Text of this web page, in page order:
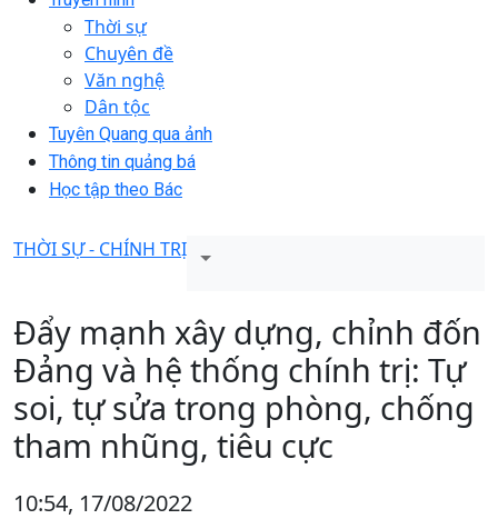
Thời sự
Chuyên đề
Văn nghệ
Dân tộc
Tuyên Quang qua ảnh
Thông tin quảng bá
Học tập theo Bác
THỜI SỰ - CHÍNH TRỊ
Đẩy mạnh xây dựng, chỉnh đốn
Đảng và hệ thống chính trị: Tự
soi, tự sửa trong phòng, chống
tham nhũng, tiêu cực
10:54, 17/08/2022